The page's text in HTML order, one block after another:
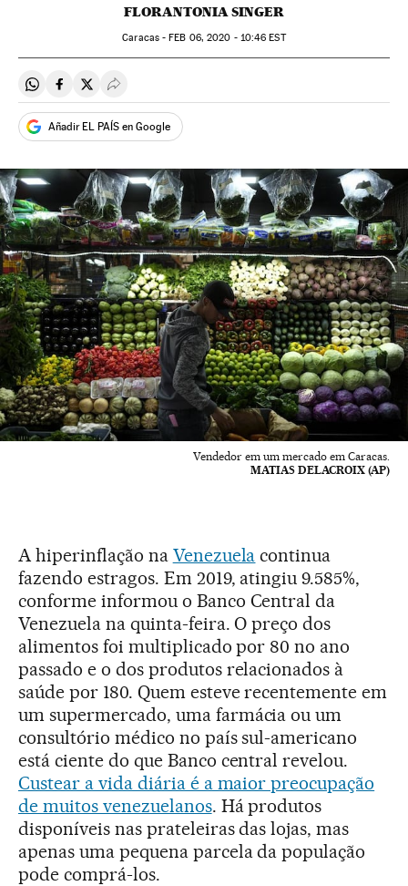
FLORANTONIA SINGER
Caracas -FEB 06, 2020 - 10:46 EST
Compartir en Whatsapp
Compartir en Facebook
Compartir en Twitter
Desplegar Redes Sociales
Añadir EL PAÍS en Google
Vendedor em um mercado em Caracas.
MATIAS DELACROIX (AP)
A hiperinflação na Venezuela continua
fazendo estragos. Em 2019, atingiu 9.585%,
conforme informou o Banco Central da
Venezuela na quinta-feira. O preço dos
alimentos foi multiplicado por 80 no ano
passado e o dos produtos relacionados à
saúde por 180. Quem esteve recentemente em
um supermercado, uma farmácia ou um
consultório médico no país sul-americano
está ciente do que Banco central revelou.
Custear a vida diária é a maior preocupação
de muitos venezuelanos. Há produtos
disponíveis nas prateleiras das lojas, mas
apenas uma pequena parcela da população
pode comprá-los.